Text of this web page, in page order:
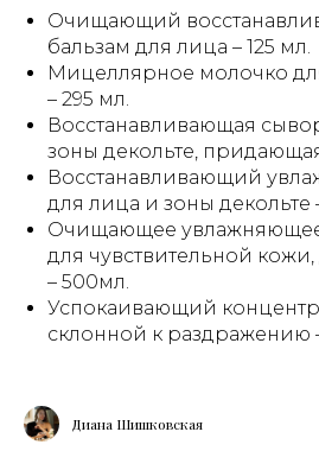
Очищающий
бальзам для лица – 125 мл.
Мицеллярное молочко
– 295 мл.
Восстанавливающая
зоны декольте,
Восстанавливающий
для лица и зоны декольте
Очищающее
для чувствительной
– 500мл.
Успокаивающий
склонной к раздражению
Диана Шишковская